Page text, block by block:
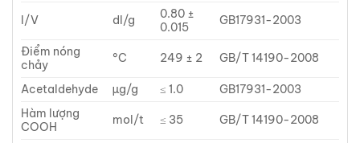
I/V
dl/g
0.80 ±
0.015
GB17931-2003
Điểm nóng
chảy
°C 249 ± 2 GB/T 14190-2008
Acetaldehyde µg/g ≤ 1.0
GB17931-2003
Hàm lượng
COOH
mol/t ≤ 35 GB/T 14190-2008